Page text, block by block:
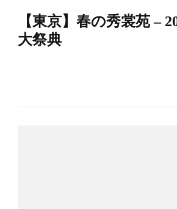
【東京】春の秀裳苑 –
大祭典